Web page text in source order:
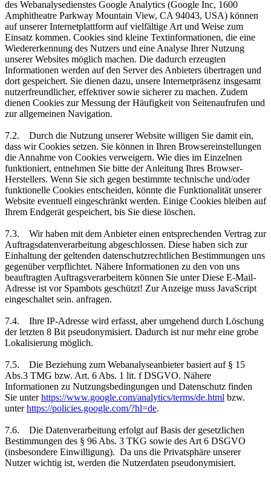
des Webanalysedienstes Google Analytics (Google Inc, 1600
Amphitheatre Parkway Mountain View, CA 94043, USA) können
auf unserer Internetplattform auf vielfältige Art und Weise zum
Einsatz kommen. Cookies sind kleine Textinformationen, die eine
Wiedererkennung des Nutzers und eine Analyse Ihrer Nutzung
unserer Websites möglich machen. Die dadurch erzeugten
Informationen werden auf den Server des Anbieters übertragen und
dort gespeichert. Sie dienen dazu, unsere Internetpräsenz insgesamt
nutzerfreundlicher, effektiver sowie sicherer zu machen. Zudem
dienen Cookies zur Messung der Häufigkeit von Seitenaufrufen und
zur allgemeinen Navigation.
7.2. Durch die Nutzung unserer Website willigen Sie damit ein,
dass wir Cookies setzen. Sie können in Ihren Browsereinstellungen
die Annahme von Cookies verweigern. Wie dies im Einzelnen
funktioniert, entnehmen Sie bitte der Anleitung Ihres Browser-
Herstellers. Wenn Sie sich gegen bestimmte technische und/oder
funktionelle Cookies entscheiden, könnte die Funktionalität unserer
Website eventuell eingeschränkt werden. Einige Cookies bleiben auf
Ihrem Endgerät gespeichert, bis Sie diese löschen.
7.3. Wir haben mit dem Anbieter einen entsprechenden Vertrag zur
Auftragsdatenverarbeitung abgeschlossen. Diese haben sich zur
Einhaltung der geltenden datenschutzrechtlichen Bestimmungen uns
gegenüber verpflichtet. Nähere Informationen zu den von uns
beauftragten Auftragsverarbeitern können Sie unterDiese E-Mail-
Adresse ist vor Spambots geschützt! Zur Anzeige muss JavaScript
eingeschaltet sein. anfragen.
7.4. Ihre IP-Adresse wird erfasst, aber umgehend durch Löschung
der letzten 8 Bit pseudonymisiert. Dadurch ist nur mehr eine grobe
Lokalisierung möglich.
7.5. Die Beziehung zum Webanalyseanbieter basiert auf § 15
Abs.3 TMG bzw. Art. 6 Abs. 1 lit. f DSGVO. Nähere
Informationen zu Nutzungsbedingungen und Datenschutz finden
Sie unterhttps://www.google.com/analytics/terms/de.html bzw.
unterhttps://policies.google.com/?hl=de.
7.6. Die Datenverarbeitung erfolgt auf Basis der gesetzlichen
Bestimmungen des § 96 Abs. 3 TKG sowie des Art 6 DSGVO
(insbesondere Einwilligung). Da uns die Privatsphäre unserer
Nutzer wichtig ist, werden die Nutzerdaten pseudonymisiert.